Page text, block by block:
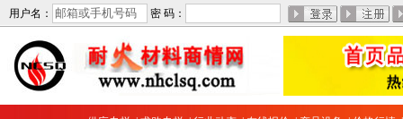
用户名： 密 码：